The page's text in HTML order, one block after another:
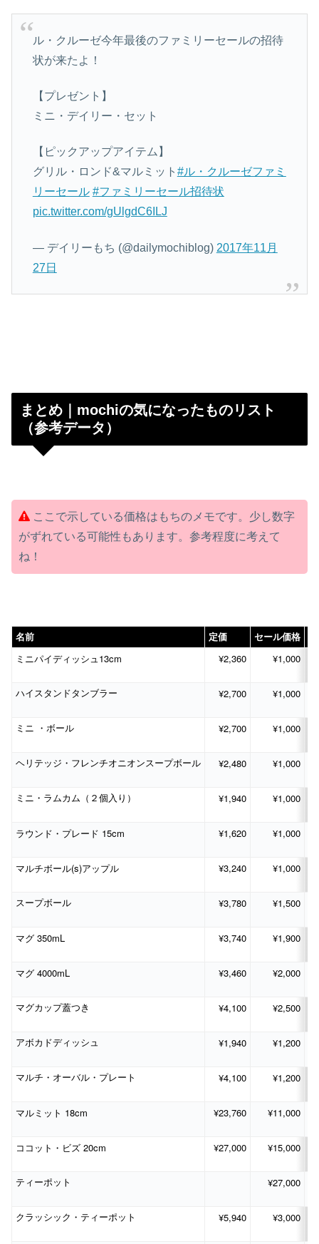
ル・クルーゼ今年最後のファミリーセールの招待
状が来たよ！
【プレゼント】
ミニ・デイリー・セット
【ピックアップアイテム】
グリル・ロンド&マルミット #ル・クルーゼファミ
リーセール #ファミリーセール招待状
pic.twitter.com/gUlgdC6ILJ
— デイリーもち (@dailymochiblog) 2017年11月
27日
まとめ｜mochiの気になったものリスト
（参考データ）
ここで示している価格はもちのメモです。少し数字
がずれている可能性もあります。参考程度に考えて
ね！
名前 定価 セール価格
ミニパイディッシュ 13cm ¥2,360 ¥1,000
ハイスタンドタンブラー ¥2,700 ¥1,000
ミニ ・ボール ¥2,700 ¥1,000
ヘリテッジ・フレンチオニオンスープボール ¥2,480 ¥1,000
ミニ・ラムカム（２個入り） ¥1,940 ¥1,000
ラウンド・プレード 15cm ¥1,620 ¥1,000
マルチボール(s)アップル ¥3,240 ¥1,000
スープボール ¥3,780 ¥1,500
マグ 350mL ¥3,740 ¥1,900
マグ 4000mL ¥3,460 ¥2,000
マグカップ蓋つき ¥4,100 ¥2,500
アボカドディッシュ ¥1,940 ¥1,200
マルチ・オーバル・プレート ¥4,100 ¥1,200
マルミット 18cm ¥23,760 ¥11,000
ココット・ビズ 20cm ¥27,000 ¥15,000
ティーポット ¥27,000
クラッシック・ティーポット ¥5,940 ¥3,000